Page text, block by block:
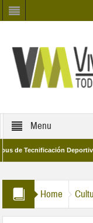
Menu
Tecnificación Deportiva
Home